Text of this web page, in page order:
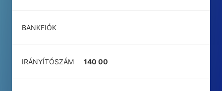
BANKFIÓK
IRÁNYÍTÓSZÁM 140 00